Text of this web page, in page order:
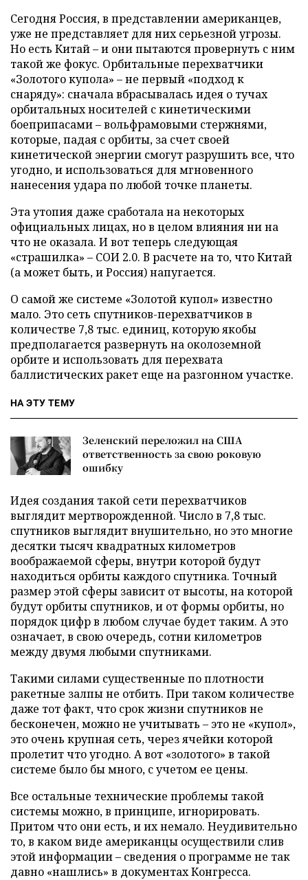
Сегодня Россия, в представлении американцев,
уже не представляет для них серьезной угрозы.
Но есть Китай – и они пытаются провернуть с ним
такой же фокус. Орбитальные перехватчики
«Золотого купола» – не первый «подход к
снаряду»: сначала вбрасывалась идея о тучах
орбитальных носителей с кинетическими
боеприпасами – вольфрамовыми стержнями,
которые, падая с орбиты, за счет своей
кинетической энергии смогут разрушить все, что
угодно, и использоваться для мгновенного
нанесения удара по любой точке планеты.
Эта утопия даже сработала на некоторых
официальных лицах, но в целом влияния ни на
что не оказала. И вот теперь следующая
«страшилка» – СОИ 2.0. В расчете на то, что Китай
(а может быть, и Россия) напугается.
О самой же системе «Золотой купол» известно
мало. Это сеть спутников-перехватчиков в
количестве 7,8 тыс. единиц, которую якобы
предполагается развернуть на околоземной
орбите и использовать для перехвата
баллистических ракет еще на разгонном участке.
НА ЭТУ ТЕМУ
Зеленский переложил на США
ответственность за свою роковую
ошибку
Идея создания такой сети перехватчиков
выглядит мертворожденной. Число в 7,8 тыс.
спутников выглядит внушительно, но это многие
десятки тысяч квадратных километров
воображаемой сферы, внутри которой будут
находиться орбиты каждого спутника. Точный
размер этой сферы зависит от высоты, на которой
будут орбиты спутников, и от формы орбиты, но
порядок цифр в любом случае будет таким. А это
означает, в свою очередь, сотни километров
между двумя любыми спутниками.
Такими силами существенные по плотности
ракетные залпы не отбить. При таком количестве
даже тот факт, что срок жизни спутников не
бесконечен, можно не учитывать – это не «купол»,
это очень крупная сеть, через ячейки которой
пролетит что угодно. А вот «золотого» в такой
системе было бы много, с учетом ее цены.
Все остальные технические проблемы такой
системы можно, в принципе, игнорировать.
Притом что они есть, и их немало. Неудивительно
то, в каком виде американцы осуществили слив
этой информации – сведения о программе не так
давно «нашлись» в документах Конгресса.